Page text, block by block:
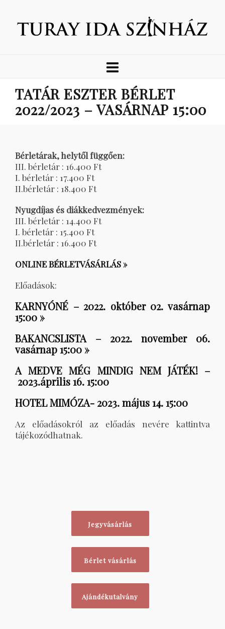
TATÁR ESZTER BÉRLET
2022/2023 – VASÁRNAP 15:00
Bérletárak, helytől függően:
III. bérletár : 16.400 Ft
I. bérletár : 17.400 Ft
II.bérletár : 18.400 Ft
Nyugdíjas és diákkedvezmények:
III. bérletár : 14.400 Ft
I. bérletár : 15.400 Ft
II.bérletár : 16.400 Ft
ONLINE BÉRLETVÁSÁRLÁS »
Előadások:
KARNYÓNÉ – 2022. október 02. vasárnap
15:00 »
BAKANCSLISTA – 2022. november 06.
vasárnap 15:00 »
A MEDVE MÉG MINDIG NEM JÁTÉK! –
2023.április 16. 15:00
HOTEL MIMÓZA- 2023. május 14. 15:00
Az előadásokról az előadás nevére kattintva
tájékozódhatnak.
Jegyvásárlás
Bérlet vásárlás
Ajándékutalvány